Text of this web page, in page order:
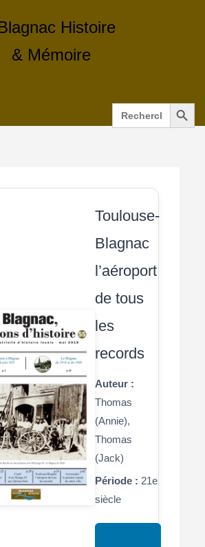
Search
for:
Search Button
Toulouse-
Blagnac
l’aéroport
de tous
les
records
Auteur :
Thomas
(Annie),
Thomas
(Jack)
Période : 21e
siècle